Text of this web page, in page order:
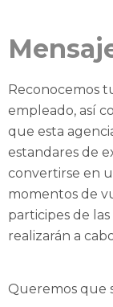
Reconocemos
empleado, así
que esta
estandares de
convertirse en
momentos de
participes de
realizarán a
Queremos que